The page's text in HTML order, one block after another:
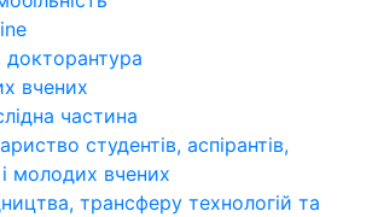
докторантура
вчених
частина
студентів, аспірантів,
молодих вчених
трансферу технологій та